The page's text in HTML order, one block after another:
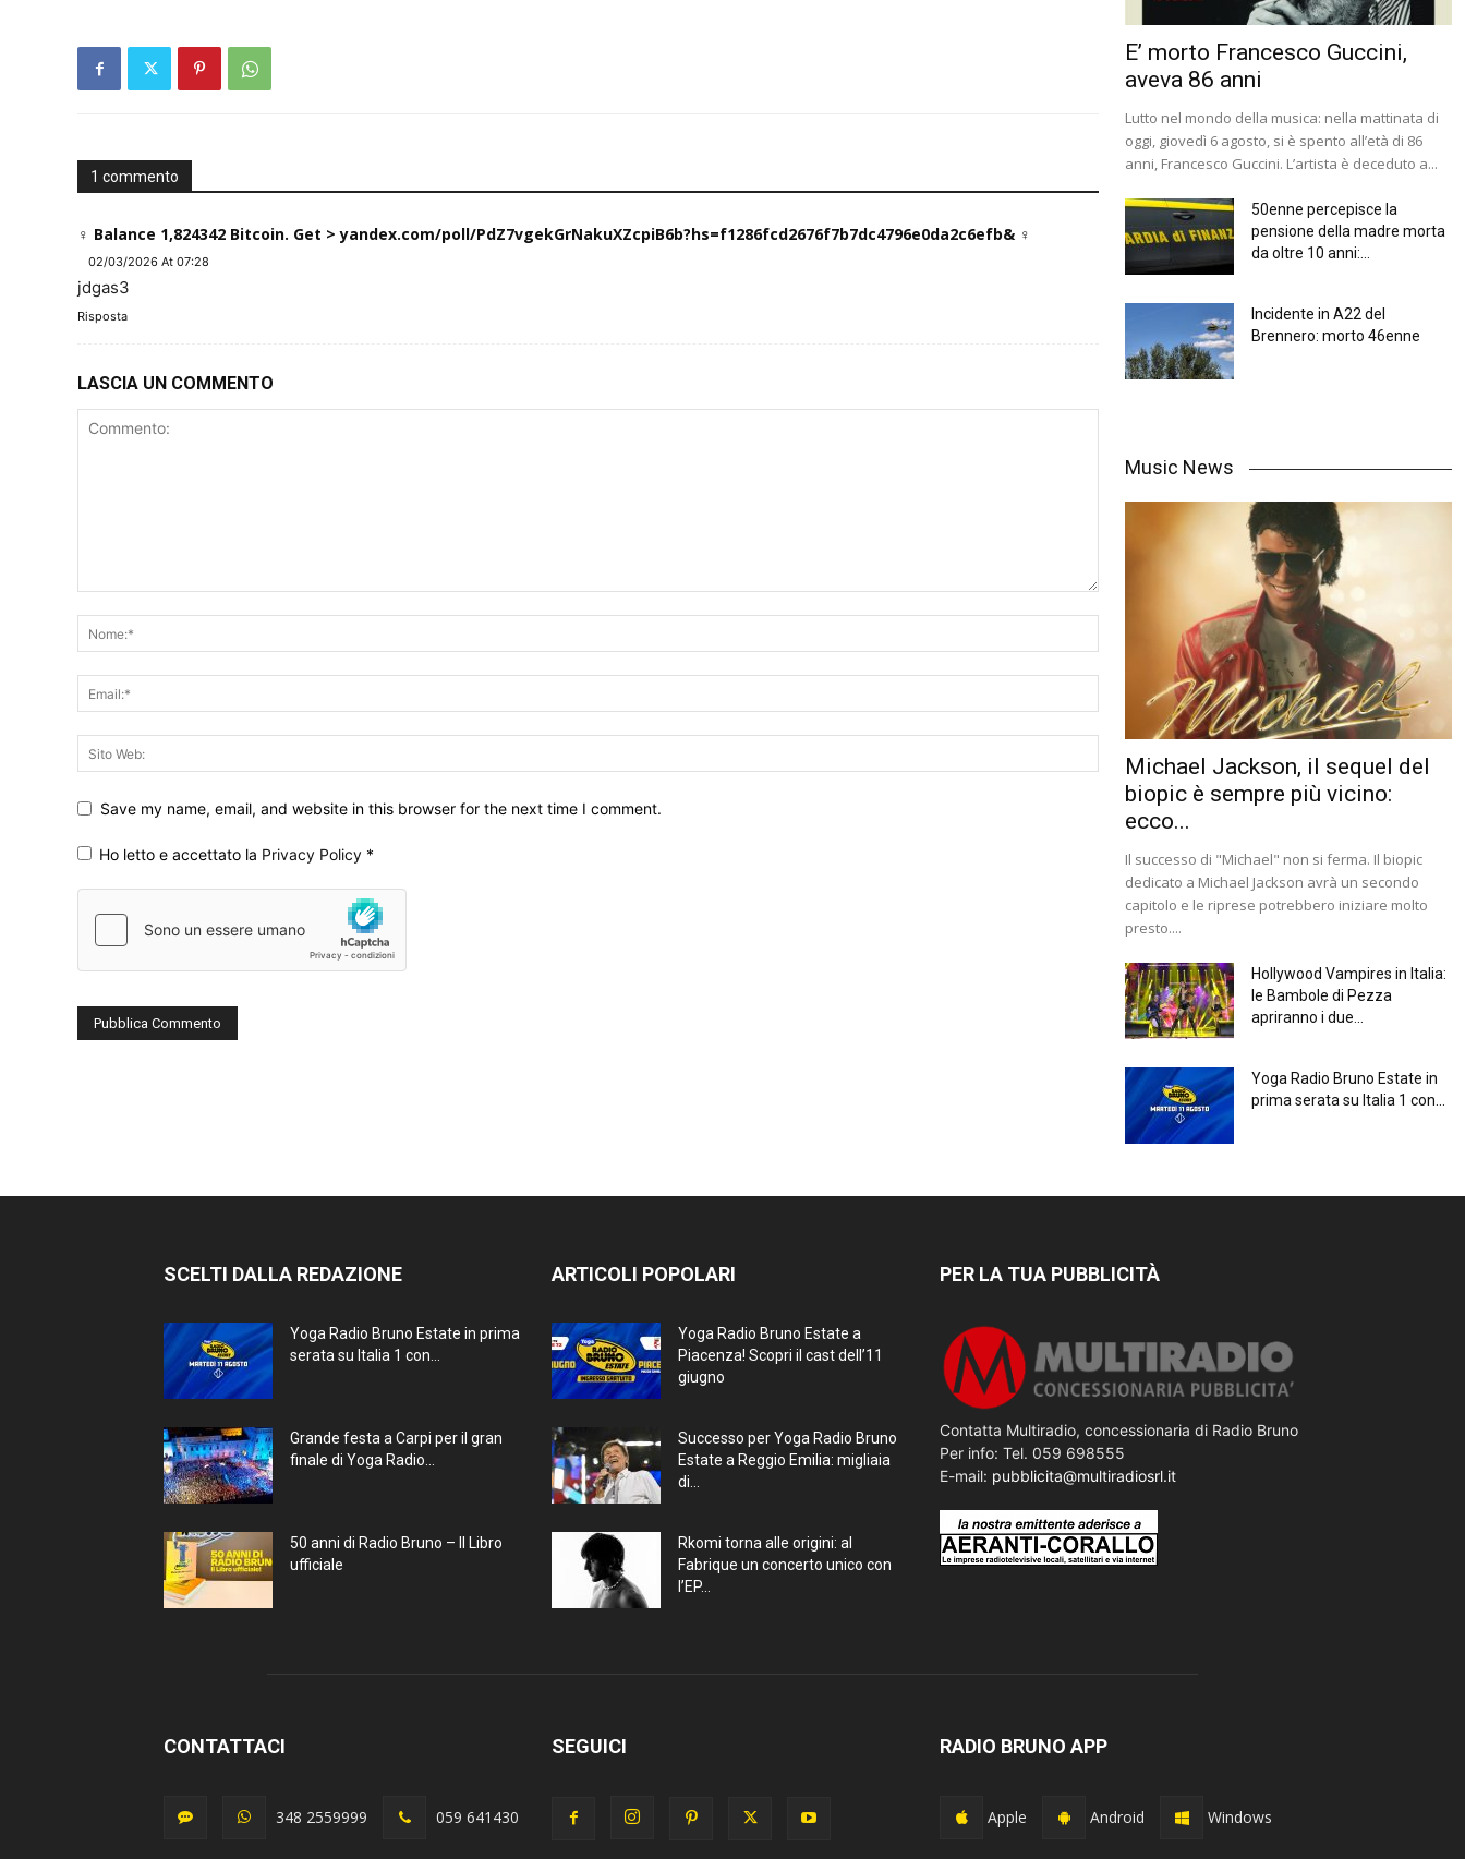
1 commento
‍♀️ Balance 1,824342 Bitcoin. Get > yandex.com/poll/PdZ7vgekGrNakuXZcpiB6b?hs=f1286fcd2676f7b7dc4796e0da2c6efb& ‍♀️
02/03/2026 At 07:28
jdgas3
Risposta
LASCIA UN COMMENTO
Save my name, email, and website in this browser for the next time I comment.
Ho letto e accettato la Privacy Policy *
E’ morto Francesco Guccini,
aveva 86 anni
Lutto nel mondo della musica: nella mattinata di
oggi, giovedì 6 agosto, si è spento all’età di 86
anni, Francesco Guccini. L’artista è deceduto a...
50enne percepisce la
pensione della madre morta
da oltre 10 anni:...
Incidente in A22 del
Brennero: morto 46enne
Music News
Michael Jackson, il sequel del
biopic è sempre più vicino:
ecco...
Il successo di "Michael" non si ferma. Il biopic
dedicato a Michael Jackson avrà un secondo
capitolo e le riprese potrebbero iniziare molto
presto....
Hollywood Vampires in Italia:
le Bambole di Pezza
apriranno i due...
Yoga Radio Bruno Estate in
prima serata su Italia 1 con...
SCELTI DALLA REDAZIONE
Yoga Radio Bruno Estate in prima
serata su Italia 1 con...
Grande festa a Carpi per il gran
finale di Yoga Radio...
50 anni di Radio Bruno – Il Libro
ufficiale
ARTICOLI POPOLARI
Yoga Radio Bruno Estate a
Piacenza! Scopri il cast dell’11
giugno
Successo per Yoga Radio Bruno
Estate a Reggio Emilia: migliaia
di...
Rkomi torna alle origini: al
Fabrique un concerto unico con
l’EP...
PER LA TUA PUBBLICITÀ
Contatta Multiradio, concessionaria di Radio Bruno
Per info: Tel. 059 698555
E-mail: pubblicita@multiradiosrl.it
CONTATTACI
348 2559999 059 641430
SEGUICI RADIO BRUNO APP
Apple Android Windows